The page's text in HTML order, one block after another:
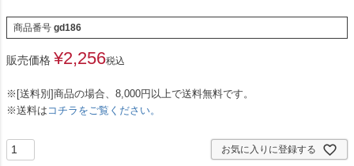
商品番号 gd186
販売価格 ¥2,256税込
※[送料別]商品の場合、8,000円以上で送料無料です。
※送料は コチラをご覧ください。
お気に入りに登録する